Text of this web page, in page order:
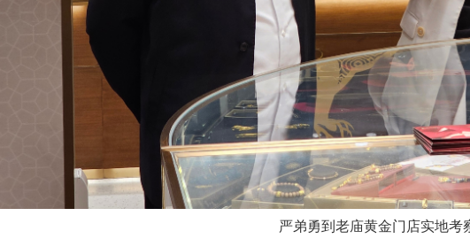
严弟勇到老庙黄金门店实地考